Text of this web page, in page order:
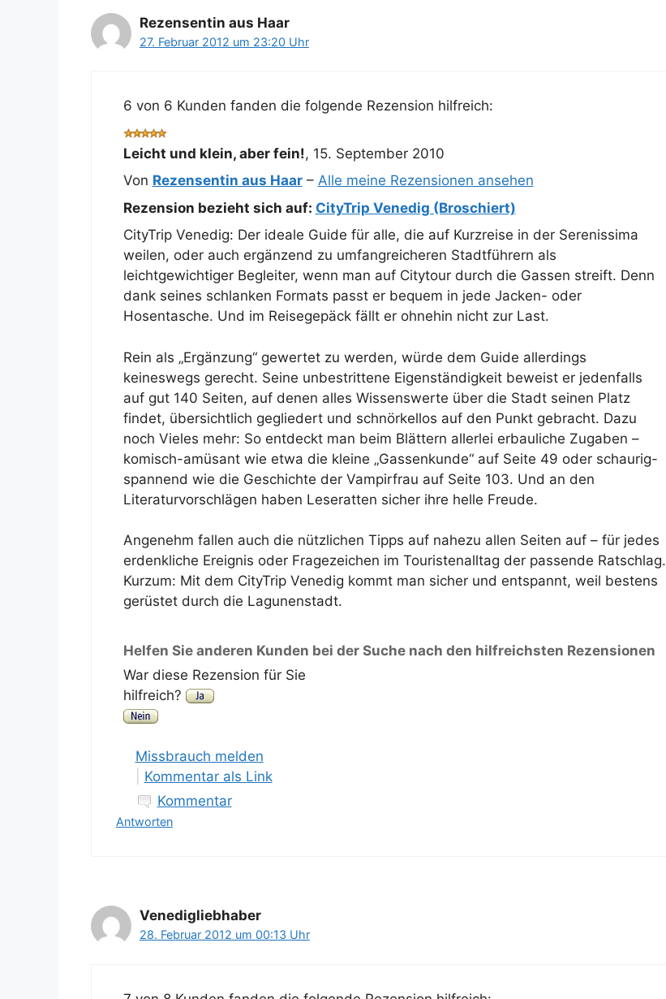
Rezensentin aus Haar
27. Februar 2012 um 23:20 Uhr
6 von 6 Kunden fanden die folgende Rezension hilfreich:
Leicht und klein, aber fein!, 15. September 2010
Von Rezensentin aus Haar– Alle meine Rezensionen ansehen
Rezension bezieht sich auf: CityTrip Venedig (Broschiert)
CityTrip Venedig: Der ideale Guide für alle, die auf Kurzreise in der Serenissima
weilen, oder auch ergänzend zu umfangreicheren Stadtführern als
leichtgewichtiger Begleiter, wenn man auf Citytour durch die Gassen streift. Denn
dank seines schlanken Formats passt er bequem in jede Jacken- oder
Hosentasche. Und im Reisegepäck fällt er ohnehin nicht zur Last.
Rein als „Ergänzung“ gewertet zu werden, würde dem Guide allerdings
keineswegs gerecht. Seine unbestrittene Eigenständigkeit beweist er jedenfalls
auf gut 140 Seiten, auf denen alles Wissenswerte über die Stadt seinen Platz
findet, übersichtlich gegliedert und schnörkellos auf den Punkt gebracht. Dazu
noch Vieles mehr: So entdeckt man beim Blättern allerlei erbauliche Zugaben –
komisch-amüsant wie etwa die kleine „Gassenkunde“ auf Seite 49 oder schaurig-
spannend wie die Geschichte der Vampirfrau auf Seite 103. Und an den
Literaturvorschlägen haben Leseratten sicher ihre helle Freude.
Angenehm fallen auch die nützlichen Tipps auf nahezu allen Seiten auf – für jedes
erdenkliche Ereignis oder Fragezeichen im Touristenalltag der passende Ratschlag.
Kurzum: Mit dem CityTrip Venedig kommt man sicher und entspannt, weil bestens
gerüstet durch die Lagunenstadt.
Helfen Sie anderen Kunden bei der Suche nach den hilfreichsten Rezensionen
War diese Rezension für Sie
hilfreich?
Missbrauch melden
Kommentar als Link
Kommentar
Antworten
Venedigliebhaber
28. Februar 2012 um 00:13 Uhr